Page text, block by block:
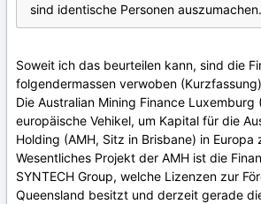
sind identische Personen auszumachen.
Soweit ich das beurteilen kann, sind die
folgendermassen verwoben
Die Australian Mining Finance Luxemburg
europäische Vehikel, um Kapital für die
Holding (AMH, Sitz in Brisbane) in Europa
Wesentliches Projekt der AMH ist die
SYNTECH Group, welche Lizenzen zur
Queensland besitzt und derzeit gerade